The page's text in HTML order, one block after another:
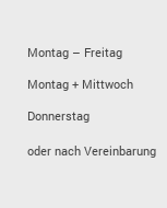
Montag – Freitag
Montag + Mittwoch
Donnerstag
oder nach Vereinbarung